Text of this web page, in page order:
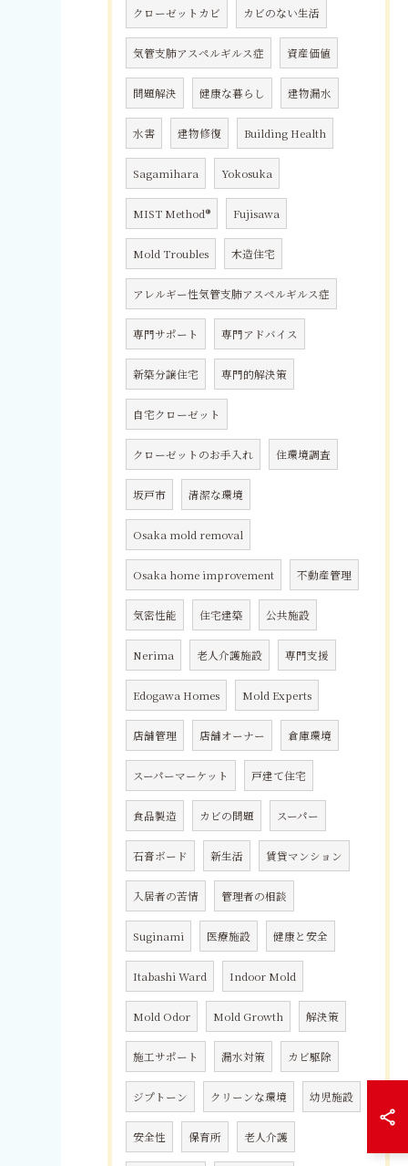
クローゼットカビ カビのない生活
気管支肺アスペルギルス症 資産価値
問題解決 健康な暮らし 建物漏水
水害 建物修復 Building Health
Sagamihara Yokosuka
MIST Method® Fujisawa
Mold Troubles 木造住宅
アレルギー性気管支肺アスペルギルス症
専門サポート 専門アドバイス
新築分譲住宅 専門的解決策
自宅クローゼット
クローゼットのお手入れ 住環境調査
坂戸市 清潔な環境
Osaka mold removal
Osaka home improvement 不動産管理
気密性能 住宅建築 公共施設
Nerima 老人介護施設 専門支援
Edogawa Homes Mold Experts
店舗管理 店舗オーナー 倉庫環境
スーパーマーケット 戸建て住宅
食品製造 カビの問題 スーパー
石膏ボード 新生活 賃貸マンション
入居者の苦情 管理者の相談
Suginami 医療施設 健康と安全
Itabashi Ward Indoor Mold
Mold Odor Mold Growth 解決策
施工サポート 漏水対策 カビ駆除
ジプトーン クリーンな環境 幼児施設
安全性 保育所 老人介護